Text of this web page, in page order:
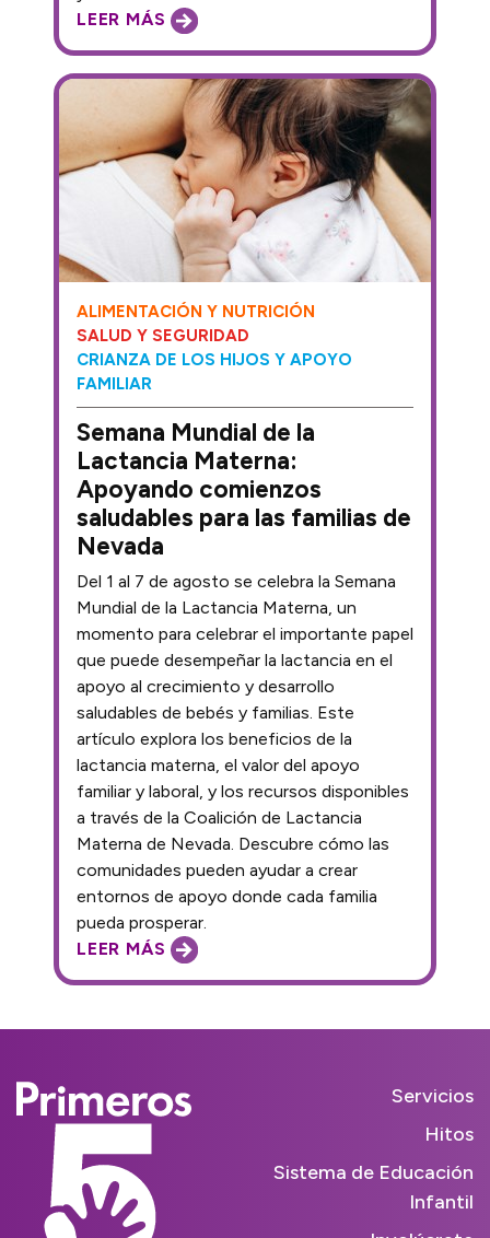
LEER MÁS
ALIMENTACIÓN Y NUTRICIÓN
SALUD Y SEGURIDAD
CRIANZA DE LOS HIJOS Y APOYO
FAMILIAR
Semana Mundial de la
Lactancia Materna:
Apoyando comienzos
saludables para las familias de
Nevada
LEER MÁS
Del 1 al 7 de agosto se celebra la Semana
Mundial de la Lactancia Materna, un
momento para celebrar el importante papel
que puede desempeñar la lactancia en el
apoyo al crecimiento y desarrollo
saludables de bebés y familias. Este
artículo explora los beneficios de la
lactancia materna, el valor del apoyo
familiar y laboral, y los recursos disponibles
a través de la Coalición de Lactancia
Materna de Nevada. Descubre cómo las
comunidades pueden ayudar a crear
entornos de apoyo donde cada familia
pueda prosperar.
Servicios
Hitos
Sistema de Educación
Infantil